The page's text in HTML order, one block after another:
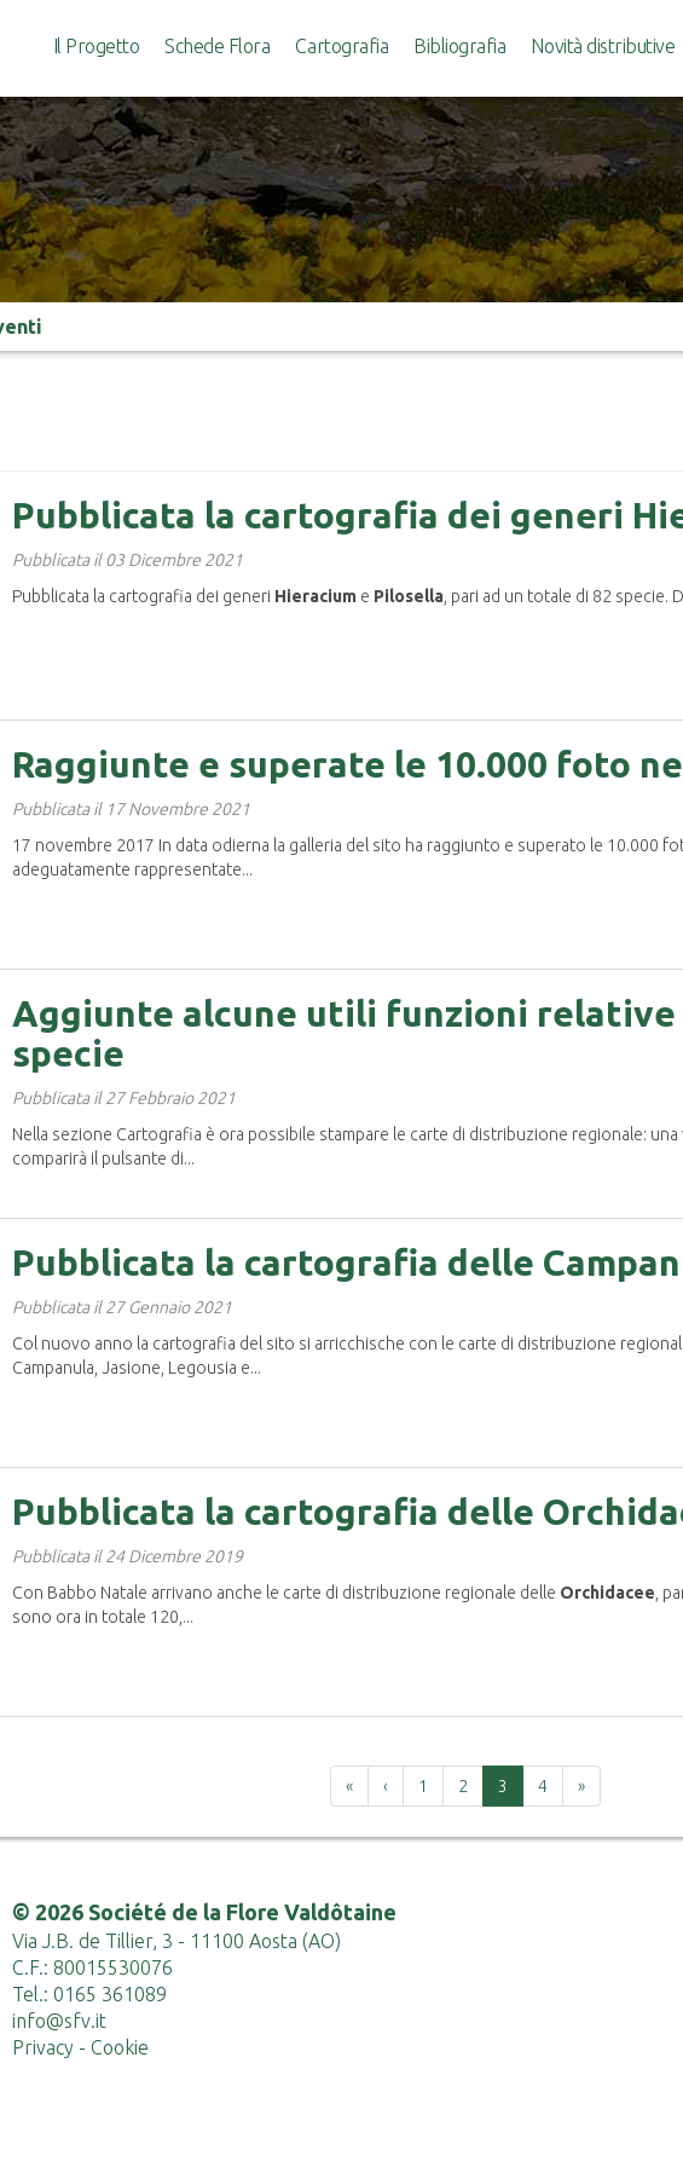
Il Progetto Schede Flora Cartografia Bibliografia Novità distributive
Pubblicata la cartografia dei generi
Pubblicata il 03 Dicembre 2021
Pubblicata la cartografia dei generi Hieracium e Pilosella , pari ad un totale di 82
Raggiunte e superate le 10.000 foto
Pubblicata il 17 Novembre 2021
17 novembre 2017 In data odierna la galleria del sito ha raggiunto e superato le 10.000
adeguatamente rappresentate...
Aggiunte alcune utili funzioni
specie
Pubblicata il 27 Febbraio 2021
Nella sezione Cartografia è ora possibile stampare le carte di distribuzione regionale:
comparirà il pulsante di...
Pubblicata la cartografia delle
Pubblicata il 27 Gennaio 2021
Col nuovo anno la cartografia del sito si arricchische con le carte di distribuzione
Campanula, Jasione, Legousia e...
Pubblicata la cartografia delle
Pubblicata il 24 Dicembre 2019
Con Babbo Natale arrivano anche le carte di distribuzione regionale delle Orchidacee ,
sono ora in totale 120,...
Prima
« Precedente
‹ 1 2 3 4 Ultima
»
© 2026 Société de la Flore Valdôtaine
Via J.B. de Tillier, 3 - 11100 Aosta (AO)
C.F.: 80015530076
Tel.: 0165 361089
info@sfv.it
Privacy - Cookie